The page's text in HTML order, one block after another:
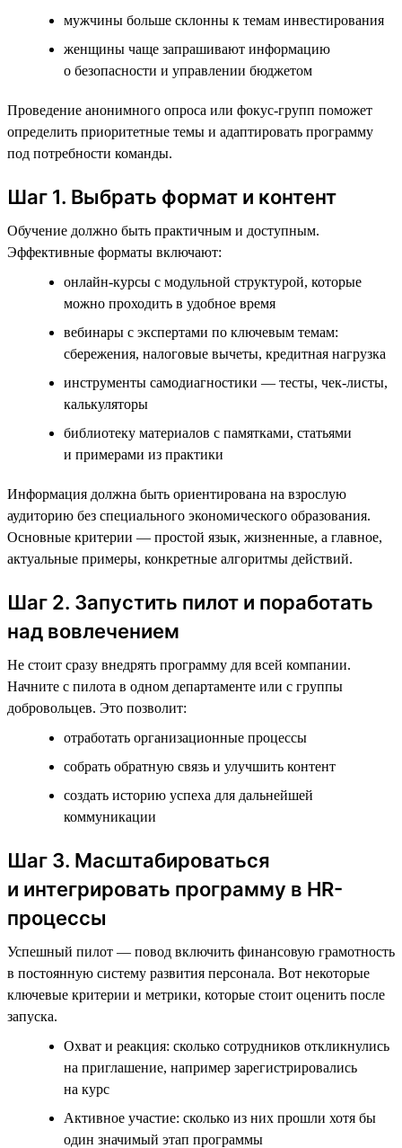
мужчины больше склонны к темам инвестирования
женщины чаще запрашивают информацию
о безопасности и управлении бюджетом
Проведение анонимного опроса или фокус-групп поможет
определить приоритетные темы и адаптировать программу
под потребности команды.
Шаг 1. Выбрать формат и контент
Обучение должно быть практичным и доступным.
Эффективные форматы включают:
онлайн-курсы с модульной структурой, которые
можно проходить в удобное время
вебинары с экспертами по ключевым темам:
сбережения, налоговые вычеты, кредитная нагрузка
инструменты самодиагностики — тесты, чек-листы,
калькуляторы
библиотеку материалов с памятками, статьями
и примерами из практики
Информация должна быть ориентирована на взрослую
аудиторию без специального экономического образования.
Основные критерии — простой язык, жизненные, а главное,
актуальные примеры, конкретные алгоритмы действий.
Шаг 2. Запустить пилот и поработать
над вовлечением
Не стоит сразу внедрять программу для всей компании.
Начните с пилота в одном департаменте или с группы
добровольцев. Это позволит:
отработать организационные процессы
собрать обратную связь и улучшить контент
создать историю успеха для дальнейшей
коммуникации
Шаг 3. Масштабироваться
и интегрировать программу в HR-
процессы
Успешный пилот — повод включить финансовую грамотность
в постоянную систему развития персонала. Вот некоторые
ключевые критерии и метрики, которые стоит оценить после
запуска.
Охват и реакция: сколько сотрудников откликнулись
на приглашение, например зарегистрировались
на курс
Активное участие: сколько из них прошли хотя бы
один значимый этап программы